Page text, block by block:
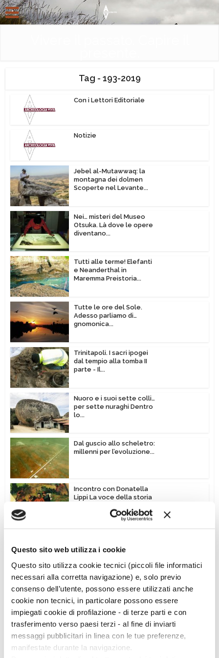
Questo sito web utilizza i cookie
Questo sito utilizza cookie tecnici (piccoli file informatici
necessari alla corretta navigazione) e, solo previo
consenso dell’utente, possono essere utilizzati anche
cookie non tecnici, in particolare possono essere
impiegati cookie di profilazione - di terze parti e con
trasferimento verso paesi terzi - al fine di inviarti
messaggi pubblicitari in linea con le tue preferenze,
manifestate durante la navigazione.
Tag - 193-2019
Con i Lettori Editoriale
Notizie
Jebel al-Mutawwaq: la
montagna dei dolmen
Scoperte nel Levante...
Nei… misteri del Museo
Otsuka. Là dove le opere
diventano...
Tutti alle terme! Elefanti
e Neanderthal in
Maremma Preistoria...
Tutte le ore del Sole.
Adesso parliamo di…
gnomonica...
Trinitapoli. I sacri ipogei
dal tempio alla tomba II
parte - Il...
Nuoro e i suoi sette colli…
per sette nuraghi Dentro
lo...
Dal guscio allo scheletro:
millenni per l’evoluzione...
Incontro con Donatella
Lippi La voce della storia
Ciclo di conferenze